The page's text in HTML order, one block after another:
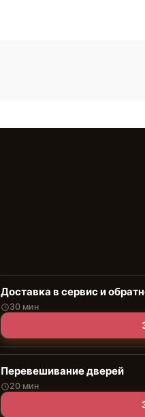
Доставка в сервис и
30 мин
Перевешивание дверей
20 мин